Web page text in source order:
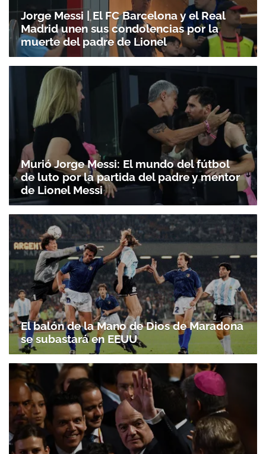
Jorge Messi | El FC Barcelona y el Real
Madrid unen sus condolencias por la
muerte del padre de Lionel
Murió Jorge Messi: El mundo del fútbol
de luto por la partida del padre y mentor
de Lionel Messi
El balón de la Mano de Dios de Maradona
se subastará en EEUU